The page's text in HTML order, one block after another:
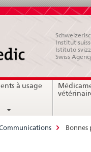
Institut
Istituto
Swiss
à usage
Bonnes